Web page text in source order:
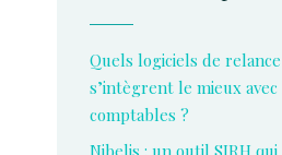
Quels logiciels de
s’intègrent le mieux
comptables ?
Nibelis : un outil SIRH